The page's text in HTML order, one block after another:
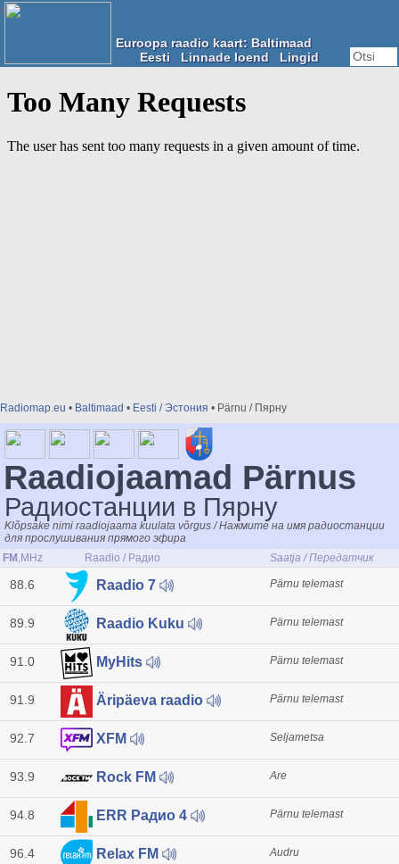
Euroopa raadio kaart: Baltimaad
Eesti
Linnade loend Lingid
Radiomap.eu • Baltimaad • Eesti / Эстония • Pärnu / Пярну
Raadiojaamad Pärnus
Радиостанции в Пярну
Klõpsake nimi raadiojaama kuulata võrgus / Нажмите на имя радиостанции
для прослушивания прямого эфира
FM ,MHz Raadio / Радио Saatja / Передатчик
88.6 Raadio 7 Pärnu telemast
89.9 Raadio Kuku Pärnu telemast
91.0 MyHits Pärnu telemast
91.9 Äripäeva raadio Pärnu telemast
92.7 XFM Seljametsa
93.9 Rock FM Are
94.8 ERR Радио 4 Pärnu telemast
96.4 Relax FM Audru